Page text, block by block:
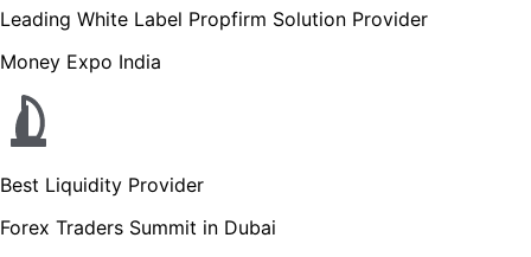
Leading White Label Propfirm Solution Provider
Money Expo India
Best Liquidity Provider
Forex Traders Summit in Dubai